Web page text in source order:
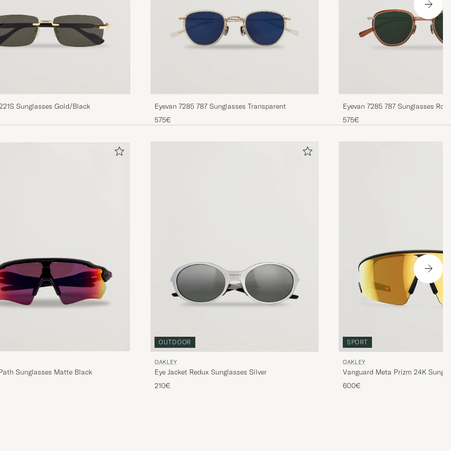
Sunglasses Gold/Black
Eyevan 7285 787 Sunglasses Transparent
575€
Eyevan 7285 787 Sunglasses Rose
575€
Sunglasses Matte Black
OUTDOOR
OAKLEY
Eye Jacket Redux Sunglasses Silver
210€
SPORT
OAKLEY
Vanguard Meta Prizm 24K
600€